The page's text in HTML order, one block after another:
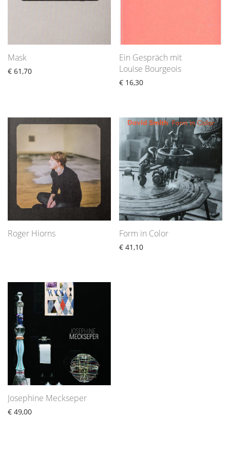
Mask
€ 61,70
Ein Gespräch mit
Louise Bourgeois
€ 16,30
Roger Hiorns Form in Color
€ 41,10
Josephine Meckseper
€ 49,00